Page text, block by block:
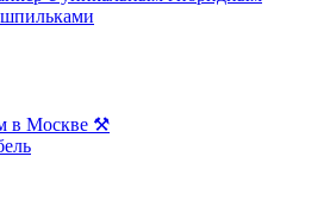
шпильками